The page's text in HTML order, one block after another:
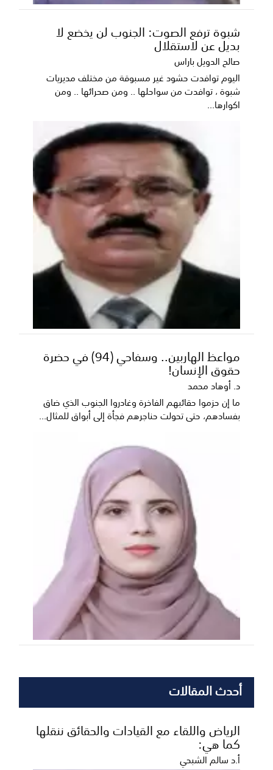
شبوة ترفع الصوت: الجنوب لن يخضع لا
بديل عن لاستقلال
صالح الدويل باراس
اليوم توافدت حشود غير مسبوقة من مختلف مديريات
شبوة ، توافدت من سواحلها .. ومن صحرائها .. ومن
اكوارها...
مواعظ الهاربين.. وسفاحي (94) في حضرة
حقوق الإنسان!
د. أوهاد محمد
ما إن حزموا حقائبهم الفاخرة وغادروا الجنوب الذي ضاق
بفسادهم، حتى تحولت حناجرهم فجأة إلى أبواق للمثال...
أحدث المقالات
الرياض واللقاء مع القيادات والحقائق ننقلها
كما هي:
أ.د سالم الشبحي